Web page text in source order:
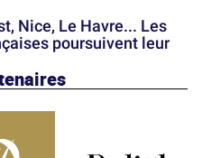
Nice, Le Havre... Les
poursuivent leur